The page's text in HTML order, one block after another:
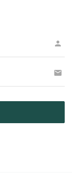
person
mail